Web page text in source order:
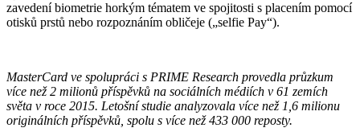
zavedení biometrie horkým tématem ve spojitosti s placením pomocí
otisků prstů nebo rozpoznáním obličeje („selfie Pay“).
MasterCard ve spolupráci s PRIME Research provedla průzkum
více než 2 milionů příspěvků na sociálních médiích v 61 zemích
světa v roce 2015. Letošní studie analyzovala více než 1,6 milionu
originálních příspěvků, spolu s více než 433 000 reposty.